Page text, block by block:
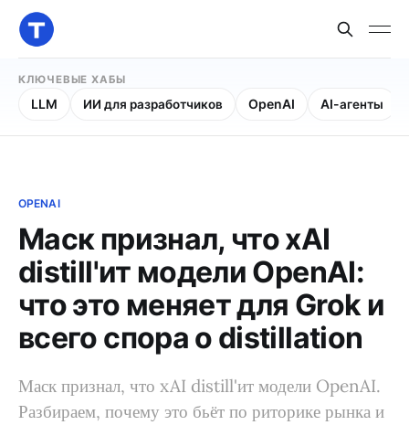
КЛЮЧЕВЫЕ ХАБЫ
LLM ИИ для разработчиков OpenAI AI-агенты
OPENAI
Маск признал, что xAI
distill'ит модели OpenAI:
что это меняет для Grok и
всего спора о distillation
Маск признал, что xAI distill'ит модели OpenAI.
Разбираем, почему это бьёт по риторике рынка и